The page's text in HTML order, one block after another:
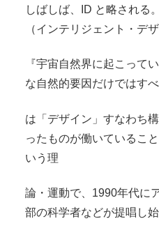
しばしば、ID と略される
（インテリジェント・デ
『宇宙自然界に起こって
な自然的要因だけではす
は「デザイン」すなわち
ったものが働いているこ
いう理
論・運動で、1990年代に
部の科学者などが提唱し